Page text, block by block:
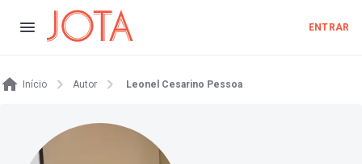
ENTRAR
Início Autor Leonel Cesarino Pessoa